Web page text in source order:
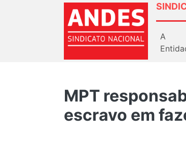
A
MPT
escravo em